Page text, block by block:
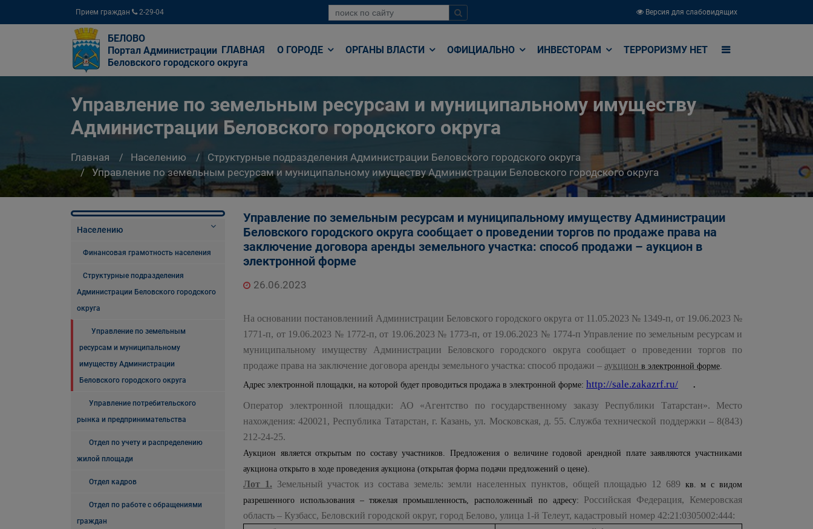
Прием граждан 2-29-04 Версия для слабовидящих
БЕЛОВО
Портал Администрации
Беловского городского округа
ГЛАВНАЯ О ГОРОДЕ ОРГАНЫ ВЛАСТИ ОФИЦИАЛЬНО ИНВЕСТОРАМ ТЕРРОРИЗМУ НЕТ
Управление по земельным ресурсам и муниципальному имуществу
Администрации Беловского городского округа
Главная Населению
Структурные подразделения Администрации Беловского городского округа
Управление по земельным ресурсам и муниципальному имуществу Администрации Беловского городского округа
Населению
Финансовая грамотность населения
Структурные подразделения
Администрации Беловского городского
округа
Управление по земельным
ресурсам и муниципальному
имуществу Администрации
Беловского городского округа
Управление потребительского
рынка и предпринимательства
Отдел по учету и распределению
жилой площади
Отдел кадров
Отдел по работе с обращениями
граждан
Управление по земельным ресурсам и муниципальному имуществу Администрации
Беловского городского округа сообщает о проведении торгов по продаже права на
заключение договора аренды земельного участка: способ продажи – аукцион в
электронной форме
26.06.2023
На основании постановлениий Администрации Беловского городского округа от 11.05.2023 № 1349-п, от 19.06.2023 №
1771-п, от 19.06.2023 № 1772-п, от 19.06.2023 № 1773-п, от 19.06.2023 № 1774-п Управление по земельным ресурсам и
муниципальному имуществу Администрации Беловского городского округа сообщает о проведении торгов по
продаже права на заключение договора аренды земельного участка: способ продажи – аукцион в электронной форме.
Адрес электронной площадки, на которой будет проводиться продажа в электронной форме: http://sale.zakazrf.ru/ .
Оператор электронной площадки: АО «Агентство по государственному заказу Республики Татарстан». Место
нахождения: 420021, Республика Татарстан, г. Казань, ул. Московская, д. 55. Служба технической поддержки – 8(843)
212-24-25.
Аукцион является открытым по составу участников. Предложения о величине годовой арендной плате заявляются участниками
аукциона открыто в ходе проведения аукциона (открытая форма подачи предложений о цене).
Лот 1. Земельный участок из состава земель: земли населенных пунктов, общей площадью 12 689 кв. м с видом
разрешенного использования – тяжелая промышленность, расположенный по адресу: Российская Федерация, Кемеровская
область – Кузбасс, Беловский городской округ, город Белово, улица 1-й Телеут, кадастровый номер 42:21:0305002:444: